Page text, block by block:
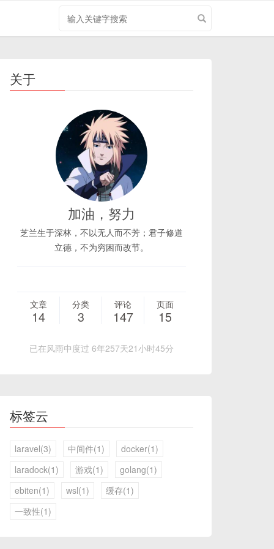
关于
加油，努力
芝兰生于深林，不以无人而不芳；君子修道
立德，不为穷困而改节。
文章
14
分类
3
评论
147
页面
15
已在风雨中度过 6年257天21小时45分
标签云
laravel(3) 中间件(1)
docker(1)
laradock(1)
游戏(1)
golang(1)
ebiten(1)
wsl(1)
缓存(1)
一致性(1)